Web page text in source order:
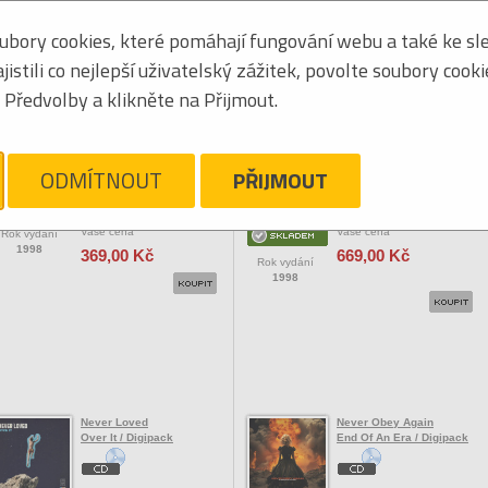
Seřadit podle: jména
výpis
POP ZAHRANIČNÍ
Rok vydání
1998
In The Aeroplane Over The
Sea
Vaše cena
369,00 Kč
Rok vydání
1998
In The Aeroplane Over The
Vaše cena
669,00 Kč
Never Loved
Over It / Digipack
Never Obey Again
End Of An Era / Digipack
cookies, které pomáhají fungování webu a také ke
co nejlepší uživatelský zážitek, povolte soubory
a klikněte na Přijmout.
ODMÍTNOUT PŘIJMOUT